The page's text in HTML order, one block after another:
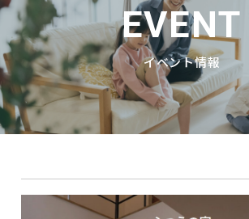
福家の安心長期保証
イベント情報
運営会社情報
お問い合わせ
EVENT
イベント情報